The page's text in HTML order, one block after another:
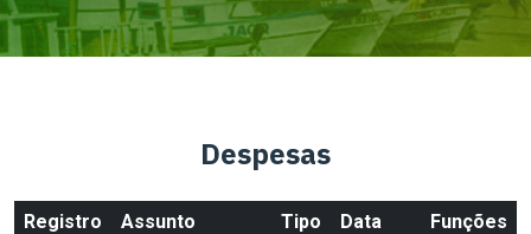
Despesas
Registro Assunto Tipo Data
Funções